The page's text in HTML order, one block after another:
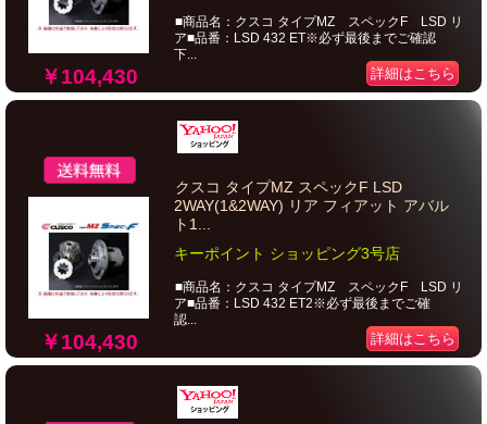
￥104,430
■商品名：クスコ タイプMZ スペックF LSD リ
ア■品番：LSD 432 ET※必ず最後までご確認
下...
詳細はこちら
￥104,430
クスコ タイプMZ スペックF LSD
2WAY(1&2WAY) リア フィアット アバル
ト1...
キーポイント ショッピング3号店
■商品名：クスコ タイプMZ スペックF LSD リ
ア■品番：LSD 432 ET2※必ず最後までご確
認...
詳細はこちら